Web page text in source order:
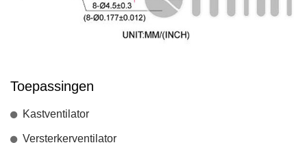
Toepassingen
Kastventilator
Versterkerventilator